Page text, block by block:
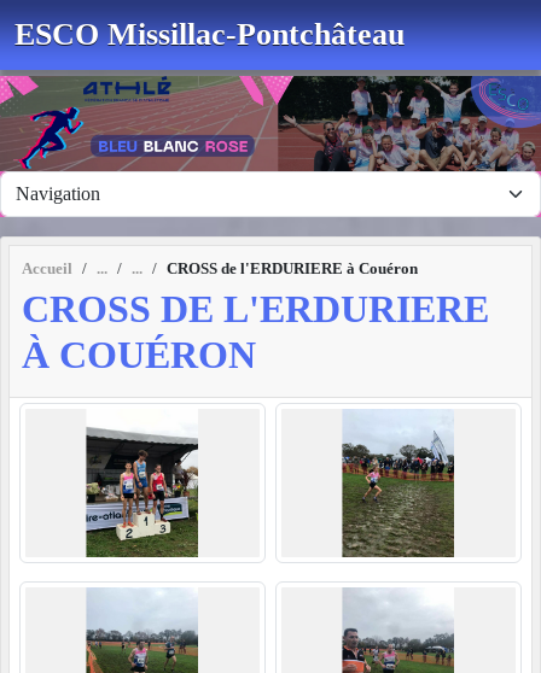
ESCO Missillac-Pontchâteau
Accueil CROSS de l'ERDURIERE à Couéron
CROSS DE L'ERDURIERE
À COUÉRON